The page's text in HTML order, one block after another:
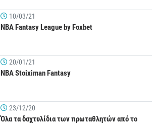
10/03/21
NBA Fantasy League by Foxbet
20/01/21
NBA Stoiximan Fantasy
23/12/20
Όλα τα δαχτυλίδια των πρωταθλητών από το